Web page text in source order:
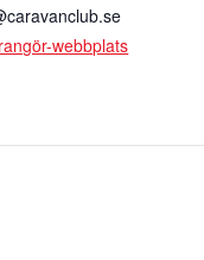
webbplats